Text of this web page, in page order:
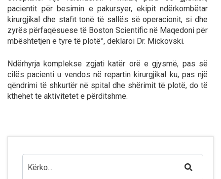
pacientit për besimin e pakursyer, ekipit ndërkombëtar
kirurgjikal dhe stafit tonë të sallës së operacionit, si dhe
zyrës përfaqësuese të Boston Scientific në Maqedoni për
mbështetjen e tyre të plotë”, deklaroi Dr. Mickovski.
Ndërhyrja komplekse zgjati katër orë e gjysmë, pas së
cilës pacienti u vendos në repartin kirurgjikal ku, pas një
qëndrimi të shkurtër në spital dhe shërimit të plotë, do të
kthehet te aktivitetet e përditshme.